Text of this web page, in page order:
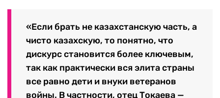
«Если брать не казахстанскую часть, а
чисто казахскую, то понятно, что
дискурс становится более ключевым,
так как практически вся элита страны
все равно дети и внуки ветеранов
войны. В частности, отец Токаева —